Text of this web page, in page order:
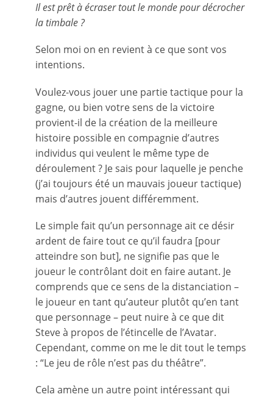
Il est prêt à écraser tout le monde pour décrocher
la timbale ?
Selon moi on en revient à ce que sont vos
intentions.
Voulez-vous jouer une partie tactique pour la
gagne, ou bien votre sens de la victoire
provient-il de la création de la meilleure
histoire possible en compagnie d’autres
individus qui veulent le même type de
déroulement ? Je sais pour laquelle je penche
(j’ai toujours été un mauvais joueur tactique)
mais d’autres jouent différemment.
Le simple fait qu’un personnage ait ce désir
ardent de faire tout ce qu’il faudra [pour
atteindre son but], ne signifie pas que le
joueur le contrôlant doit en faire autant. Je
comprends que ce sens de la distanciation –
le joueur en tant qu’auteur plutôt qu’en tant
que personnage – peut nuire à ce que dit
Steve à propos de l’étincelle de l’Avatar.
Cependant, comme on me le dit tout le temps
: “Le jeu de rôle n’est pas du théâtre”.
Cela amène un autre point intéressant qui